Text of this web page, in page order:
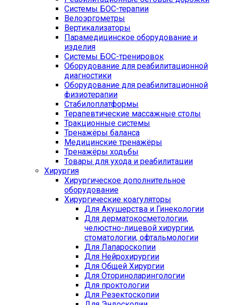
Системы БОС-терапии
Велоэргометры
Вертикализаторы
Парамедицинское оборудование и
изделия
Системы БОС-тренировок
Оборудование для реабилитационной
диагностики
Оборудование для реабилитационной
физиотерапии
Стабилоплатформы
Терапевтические массажные столы
Тракционные системы
Тренажёры баланса
Медицинские тренажёры
Тренажёры ходьбы
Товары для ухода и реабилитации
Хирургия
Хирургическое дополнительное
оборудование
Хирургические коагуляторы
Для Акушерства и Гинекологии
Для дерматокосметологии,
челюстно-лицевой хирургии,
стоматологии, офтальмологии
Для Лапароскопии
Для Нейрохирургии
Для Общей Хирургии
Для Оториноларингологии
Для проктологии
Для Резектоскопии